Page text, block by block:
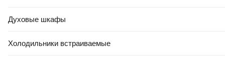
Духовые шкафы
Холодильники встраиваемые